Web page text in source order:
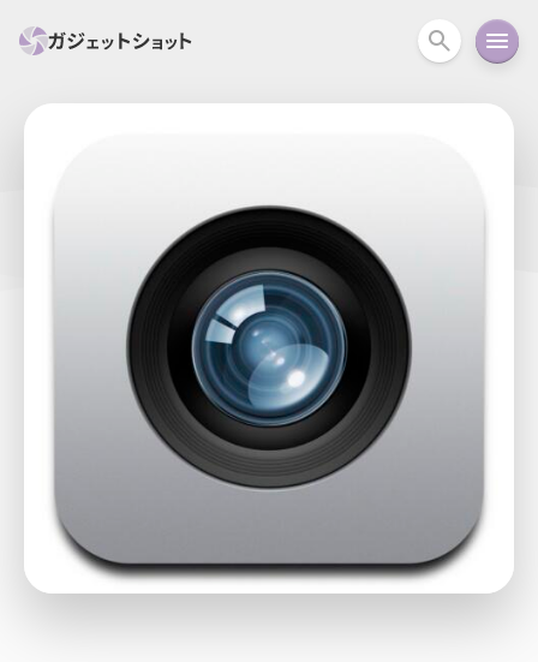
スマートホーム アクションカメラ
iPhone iPad Mac Android
オーディオ 周辺機器